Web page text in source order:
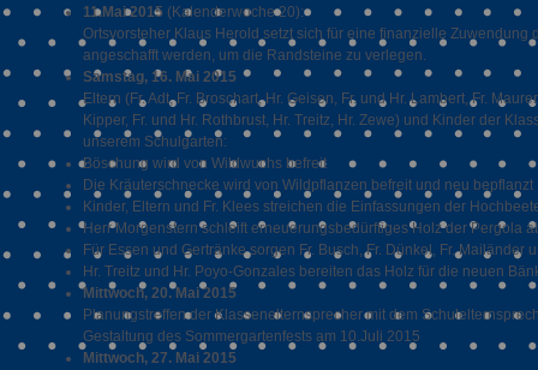
11.Mai 2015 (Kalenderwoche 20):
Ortsvorsteher Klaus Herold setzt sich für eine finanzielle Zuwendung
angeschafft werden, um die Randsteine zu verlegen.
Samstag, 16. Mai 2015
Eltern (Fr. Adt, Fr. Broschart, Hr. Geisen, Fr. und Hr. Lambert, Fr.
Kipper, Fr. und Hr. Rothbrust, Hr. Treitz, Hr. Zewe) und Kinder der
unserem Schulgarten:
Böschung wird von Wildwuchs befreit
Die Kräuterschnecke wird von Wildpflanzen befreit und neu bepflanzt
Kinder, Eltern und Fr. Klees streichen die Einfassungen der
Herr Morgenstern schleift erneuerungsbedürftiges Holz der Pergola
Für Essen und Gertränke sorgen Fr. Busch, Fr. Dünkel, Fr. Mailänder
Hr. Treitz und Hr. Poyo-Gonzales bereiten das Holz für die neuen
Mittwoch, 20. Mai 2015
Planungstreffen der Klassenelternsprecher mit dem
Gestaltung des Sommergartenfests am 10.Juli 2015
Mittwoch, 27. Mai 2015